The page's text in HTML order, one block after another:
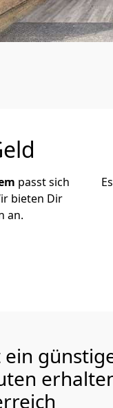
passt sich
bieten Dir
an.
ein